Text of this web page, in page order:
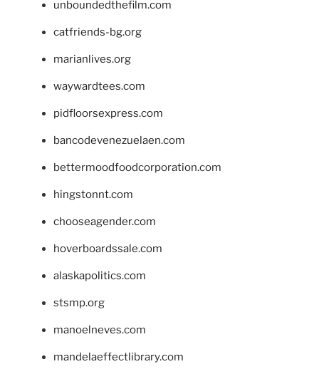
unboundedthefilm.com
catfriends-bg.org
marianlives.org
waywardtees.com
pidfloorsexpress.com
bancodevenezuelaen.com
bettermoodfoodcorporation.com
hingstonnt.com
chooseagender.com
hoverboardssale.com
alaskapolitics.com
stsmp.org
manoelneves.com
mandelaeffectlibrary.com